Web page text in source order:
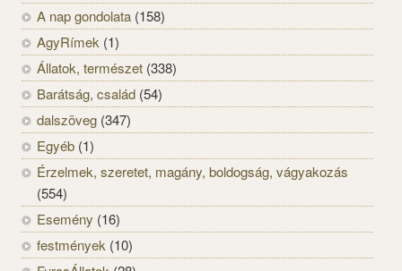
A nap gondolata (158)
AgyRímek (1)
Állatok, természet (338)
Barátság, család (54)
dalszöveg (347)
Egyéb (1)
Érzelmek, szeretet, magány, boldogság, vágyakozás
(554)
Esemény (16)
festmények (10)